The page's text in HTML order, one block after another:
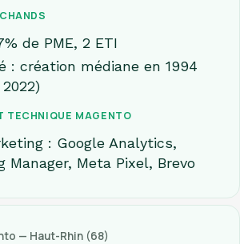
de PME, 2 ETI
: création médiane en 1994
TECHNIQUE MAGENTO
: Google Analytics,
Manager, Meta Pixel, Brevo
— Haut-Rhin (68)